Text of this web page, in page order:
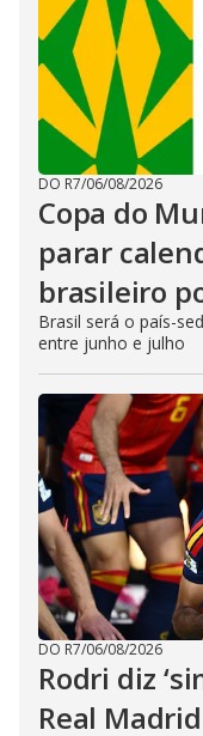
DO R7/06/08/2026
Copa do
parar
brasileiro
Brasil será o país-
entre junho e julho
DO R7/06/08/2026
Rodri diz
Real